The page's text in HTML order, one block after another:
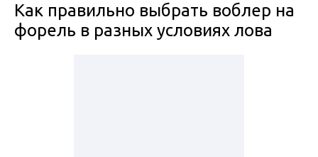
Как правильно выбрать воблер на
форель в разных условиях лова